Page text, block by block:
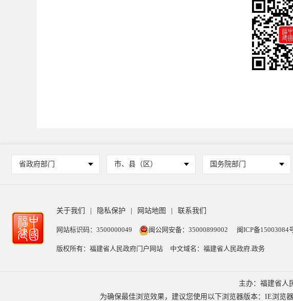
省政府部门 市、县（区） 国务院部门
关于我们 隐私保护 网站地图 联系我们
网站标识码：3500000049 闽公网安备：35000899002 闽ICP备15003084
版权所有：福建省人民政府门户网站 中文域名：福建省人民政府.政务
主办：福建省人
为确保最佳浏览效果，建议您使用以下浏览器版本：IE浏览